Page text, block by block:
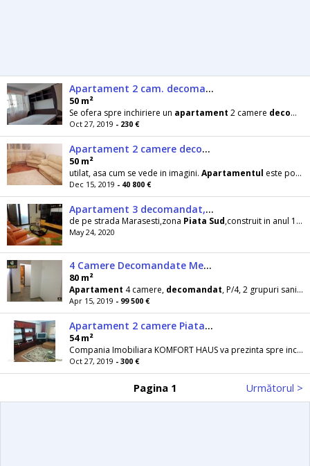
Apartament 2 cam. decomandat, Piata Sud
50 m²
Se ofera spre inchiriere un apartament 2 camere decomandat
Oct 27, 2019 - 230 €
Apartament 2 camere decomandat, Piata Sud
50 m²
utilat, asa cum se vede in imagini. Apartamentul este pozitionat bine, in apropiere de
Dec 15, 2019 - 40 800 €
Apartament 3 decomandat,Piata Sud,semimobilat
de pe strada Marasesti,zona Piata Sud,construit in anul 1986 imobil prevazut cu sarpanta izolata ,planseu
May 24, 2020
4 Camere Decomandate Metrou Piata Sudului
80 m²
Apartament 4 camere, decomandat, P/4, 2 grupuri sanitare, suprafata utila 80 mp,renovat recent
Apr 15, 2019 - 99 500 €
Apartament 2 camere Piata Sud
54 m²
Compania Imobiliara KOMFORT HAUS va prezinta spre inchiriere
Oct 27, 2019 - 300 €
Pagina 1 Următorul >